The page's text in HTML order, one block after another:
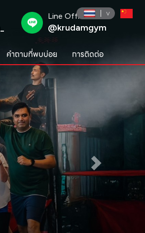
Line Official :
@krudamgym
คำถามที่พบบ่อย การติดต่อ